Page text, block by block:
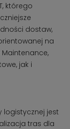
którego
dostaw,
na
jak i
logistycznej jest
tras dla